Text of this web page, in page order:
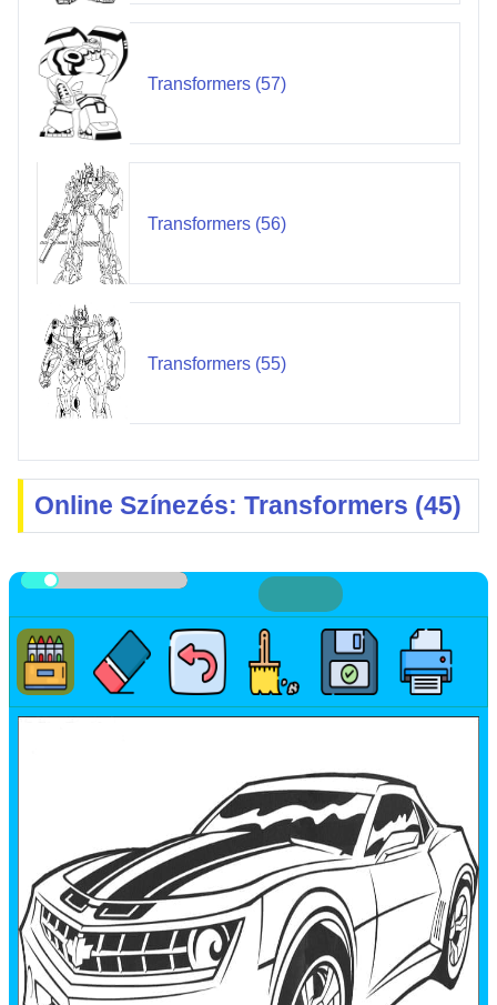
Transformers (57)
Transformers (56)
Transformers (55)
Online Színezés: Transformers (45)